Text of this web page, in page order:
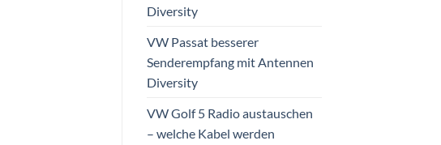
Diversity
VW Passat besserer
Senderempfang mit Antennen
Diversity
VW Golf 5 Radio austauschen
– welche Kabel werden